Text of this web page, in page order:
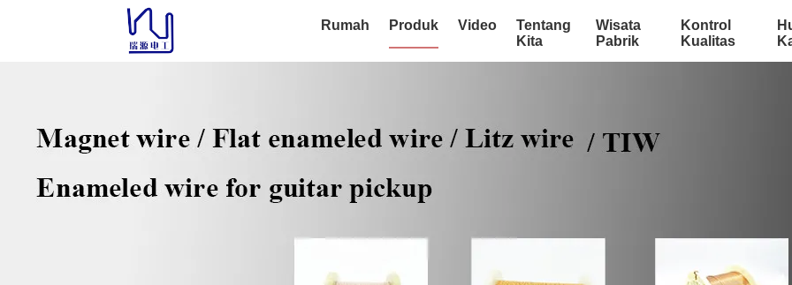
Rumah Produk Video
Tentang
Kita
Wisata
Pabrik
Kontrol
Kualitas